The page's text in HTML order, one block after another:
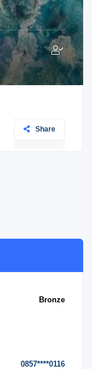
Share
Bronze
0857****0116